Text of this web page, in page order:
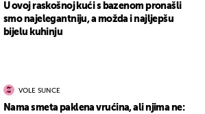
U ovoj raskošnoj kući s bazenom pronašli
smo najelegantniju, a možda i najljepšu
bijelu kuhinju
VOLE SUNCE
Nama smeta paklena vrućina, ali njima ne: